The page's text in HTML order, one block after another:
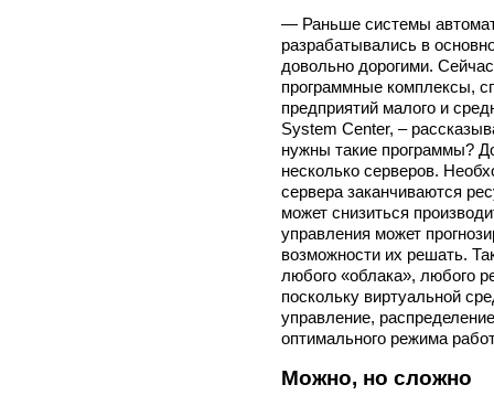
— Раньше системы
разрабатывались в
довольно дорогими.
программные комплексы,
предприятий малого и
System Center, –
нужны такие программы?
несколько серверов.
сервера заканчиваются
может снизиться
управления может
возможности их решать.
любого «облака», любого
поскольку виртуальной
управление,
оптимального режима
Можно, но сложно